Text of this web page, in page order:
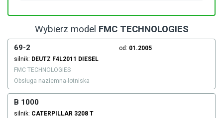
Wybierz model FMC TECHNOLOGIES
69-2 od: 01.2005
silnik: DEUTZ F4L2011 DIESEL
FMC TECHNOLOGIES
Obsługa naziemna-lotniska
B 1000
silnik: CATERPILLAR 3208 T